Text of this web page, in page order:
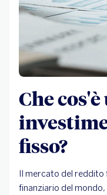
Che
fisso?
Il mercato del reddito
finanziario del